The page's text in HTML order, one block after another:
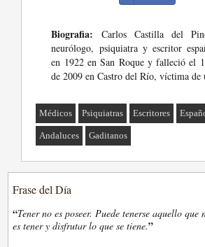
Biografia: Carlos Castilla del
neurólogo, psiquiatra y escritor
en 1922 en San Roque y falleció el
de 2009 en Castro del Río, víctima de
Médicos Psiquiatras Escritores
Andaluces Gaditanos
Frase del Día
“Tener no es poseer. Puede tenerse aquello que
es tener y disfrutar lo que se tiene.”